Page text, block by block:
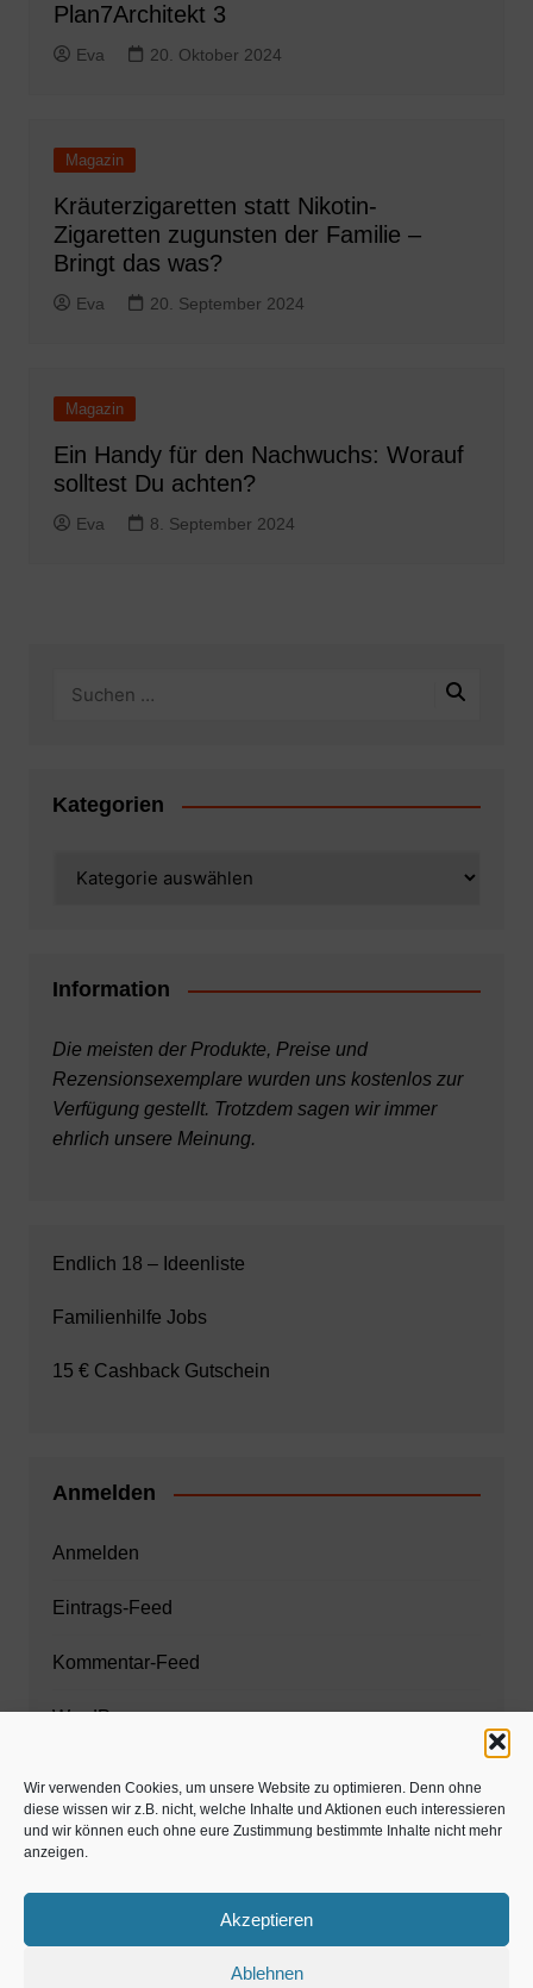
Wir verwenden Cookies, um unsere Website zu optimieren. Denn ohne
diese wissen wir z.B. nicht, welche Inhalte und Aktionen euch interessieren
und wir können euch ohne eure Zustimmung bestimmte Inhalte nicht mehr
anzeigen.
Akzeptieren
Ablehnen
Plan7Architekt 3
Eva 20. Oktober 2024
Magazin
Kräuterzigaretten statt Nikotin-
Zigaretten zugunsten der Familie –
Bringt das was?
Eva 20. September 2024
Magazin
Ein Handy für den Nachwuchs: Worauf
solltest Du achten?
Eva 8. September 2024
Kategorien
Information
Die meisten der Produkte, Preise und
Rezensionsexemplare wurden uns kostenlos zur
Verfügung gestellt. Trotzdem sagen wir immer
ehrlich unsere Meinung.
Endlich 18 – Ideenliste
Familienhilfe Jobs
15 € Cashback Gutschein
Anmelden
Anmelden
Eintrags-Feed
Kommentar-Feed
WordPress.org
Zahnarzt München
www.estaregistrierung.org – ESTA